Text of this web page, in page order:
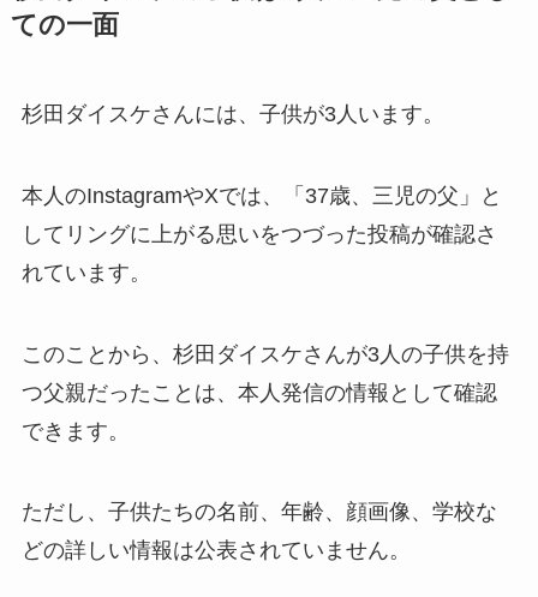
ての一面
杉田ダイスケさんには、子供が3人います。
本人のInstagramやXでは、「37歳、三児の父」と
してリングに上がる思いをつづった投稿が確認さ
れています。
このことから、杉田ダイスケさんが3人の子供を持
つ父親だったことは、本人発信の情報として確認
できます。
ただし、子供たちの名前、年齢、顔画像、学校な
どの詳しい情報は公表されていません。